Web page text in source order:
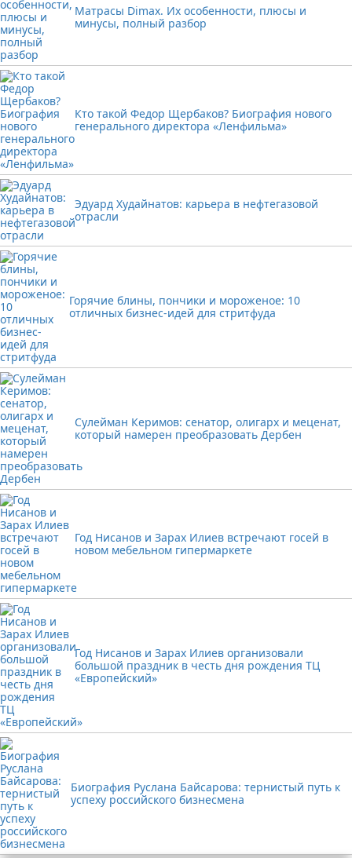
Матрасы Dimax. Их особенности, плюсы и
минусы, полный разбор
Кто такой Федор Щербаков? Биография нового
генерального директора «Ленфильма»
Эдуард Худайнатов: карьера в нефтегазовой
отрасли
Горячие блины, пончики и мороженое: 10
отличных бизнес-идей для стритфуда
Сулейман Керимов: сенатор, олигарх и меценат,
который намерен преобразовать Дербен
Год Нисанов и Зарах Илиев встречают госей в
новом мебельном гипермаркете
Год Нисанов и Зарах Илиев организовали
большой праздник в честь дня рождения ТЦ
«Европейский»
Биография Руслана Байсарова: тернистый путь к
успеху российского бизнесмена